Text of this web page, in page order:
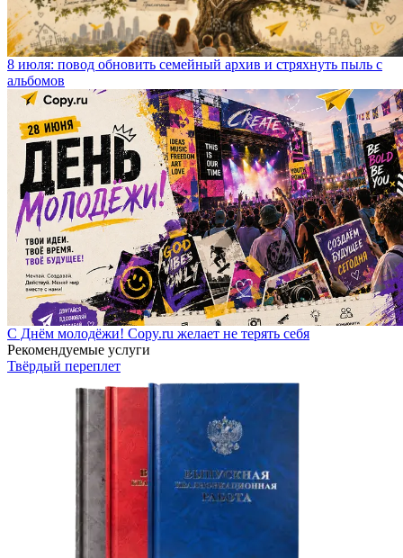
8 июля: повод обновить семейный архив и стряхнуть пыль с
альбомов
С Днём молодёжи! Copy.ru желает не терять себя
Рекомендуемые услуги
Твёрдый переплет